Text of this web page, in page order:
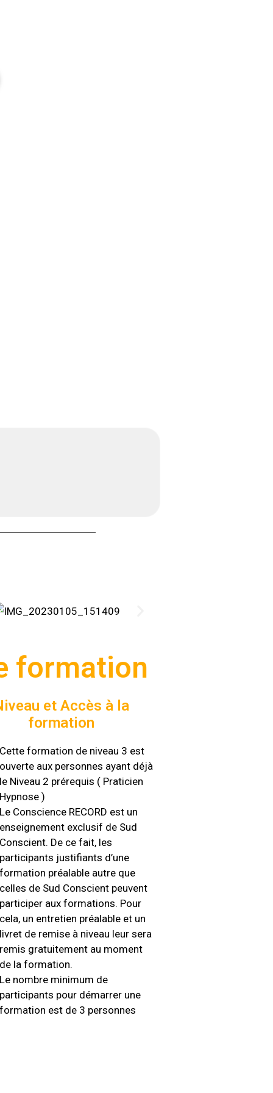
formation
et Accès à la
formation
Cette formation de niveau 3 est
ouverte aux personnes ayant déjà
le Niveau 2 prérequis ( Praticien
Hypnose )
Le Conscience RECORD est un
enseignement exclusif de Sud
Conscient. De ce fait, les
participants justifiants d’une
formation préalable autre que
celles de Sud Conscient peuvent
participer aux formations. Pour
cela, un entretien préalable et un
livret de remise à niveau leur sera
remis gratuitement au moment
de la formation.
Le nombre minimum de
participants pour démarrer une
formation est de 3 personnes